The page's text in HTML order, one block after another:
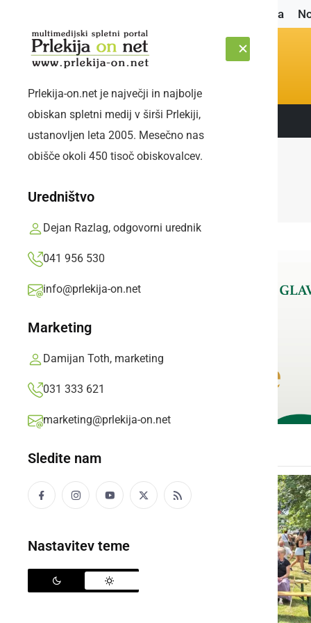
Naslovnica
PETEK, 7. AVGUST 2026 Sledite nam:
Prlekija-on.net je največji in najbolje
obiskan spletni medij v širši Prlekiji,
ustanovljen leta 2005. Mesečno nas
obišče okoli 450 tisoč obiskovalcev.
Uredništvo
Dejan Razlag, odgovorni urednik
041 956 530
info@prlekija-on.net
Marketing
Damijan Toth, marketing
031 333 621
marketing@prlekija-on.net
Sledite nam
Nastavitev teme